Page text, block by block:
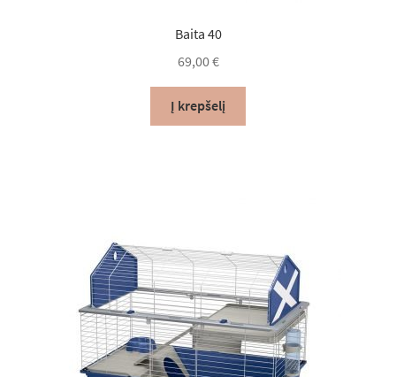
Baita 40
69,00€
Į krepšelį